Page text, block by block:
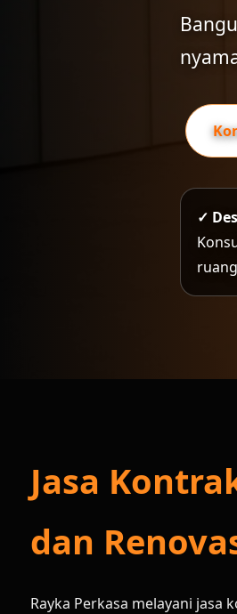
✓
Jasa
dan
Rayka Perkasa melayani